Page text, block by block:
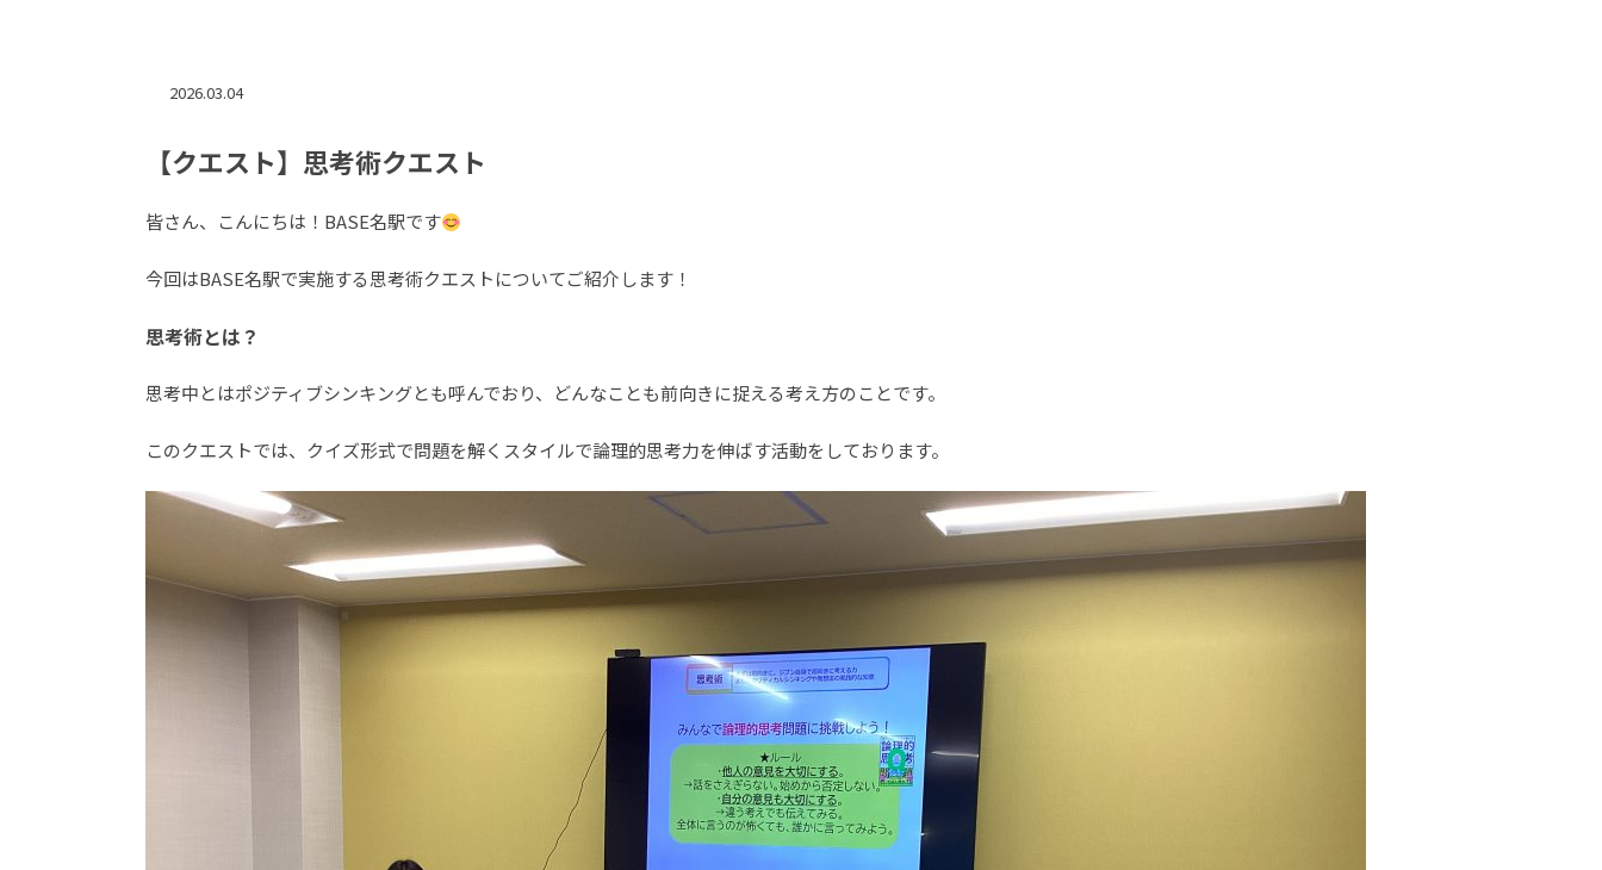
2026.03.04
【クエスト】思考術クエスト
皆さん、こんにちは！BASE名駅です
今回はBASE名駅で実施する思考術クエストについてご紹介します！
思考術とは？
思考中とはポジティブシンキングとも呼んでおり、どんなことも前向きに捉える考え方のことです。
このクエストでは、クイズ形式で問題を解くスタイルで論理的思考力を伸ばす活動をしております。